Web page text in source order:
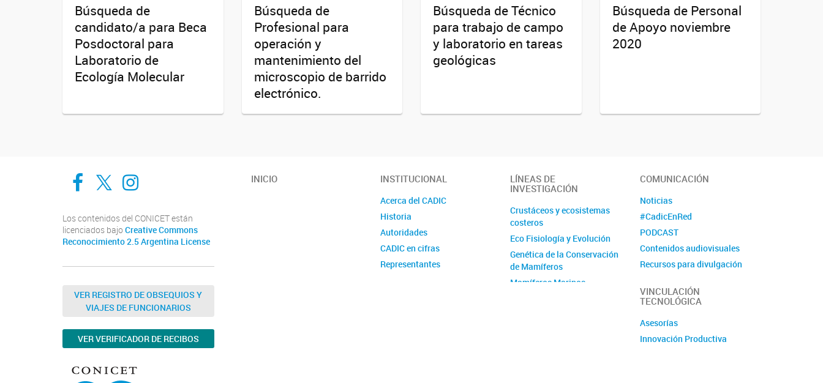
Búsqueda de
candidato/a para Beca
Posdoctoral para
Laboratorio de
Ecología Molecular
Búsqueda de
Profesional para
operación y
mantenimiento del
microscopio de barrido
electrónico.
Búsqueda de Técnico
para trabajo de campo
y laboratorio en tareas
geológicas
Búsqueda de Personal
de Apoyo noviembre
2020
Cadic en RedCADIC Ushuaia
Cadic en Red
Los contenidos del CONICET están
licenciados bajo Creative Commons
Reconocimiento 2.5 Argentina License
VER REGISTRO DE OBSEQUIOS Y
VIAJES DE FUNCIONARIOS
VER VERIFICADOR DE RECIBOS
INICIO INSTITUCIONAL
Acerca del CADIC
Historia
Autoridades
CADIC en cifras
Representantes
LÍNEAS DE
INVESTIGACIÓN
Crustáceos y ecosistemas
costeros
Eco Fisiología y Evolución
Genética de la Conservación
de Mamíferos
Mamíferos Marinos
COMUNICACIÓN
Noticias
#CadicEnRed
PODCAST
Contenidos audiovisuales
Recursos para divulgación
Revista La Lupa
VINCULACIÓN
TECNOLÓGICA
Asesorías
Innovación Productiva